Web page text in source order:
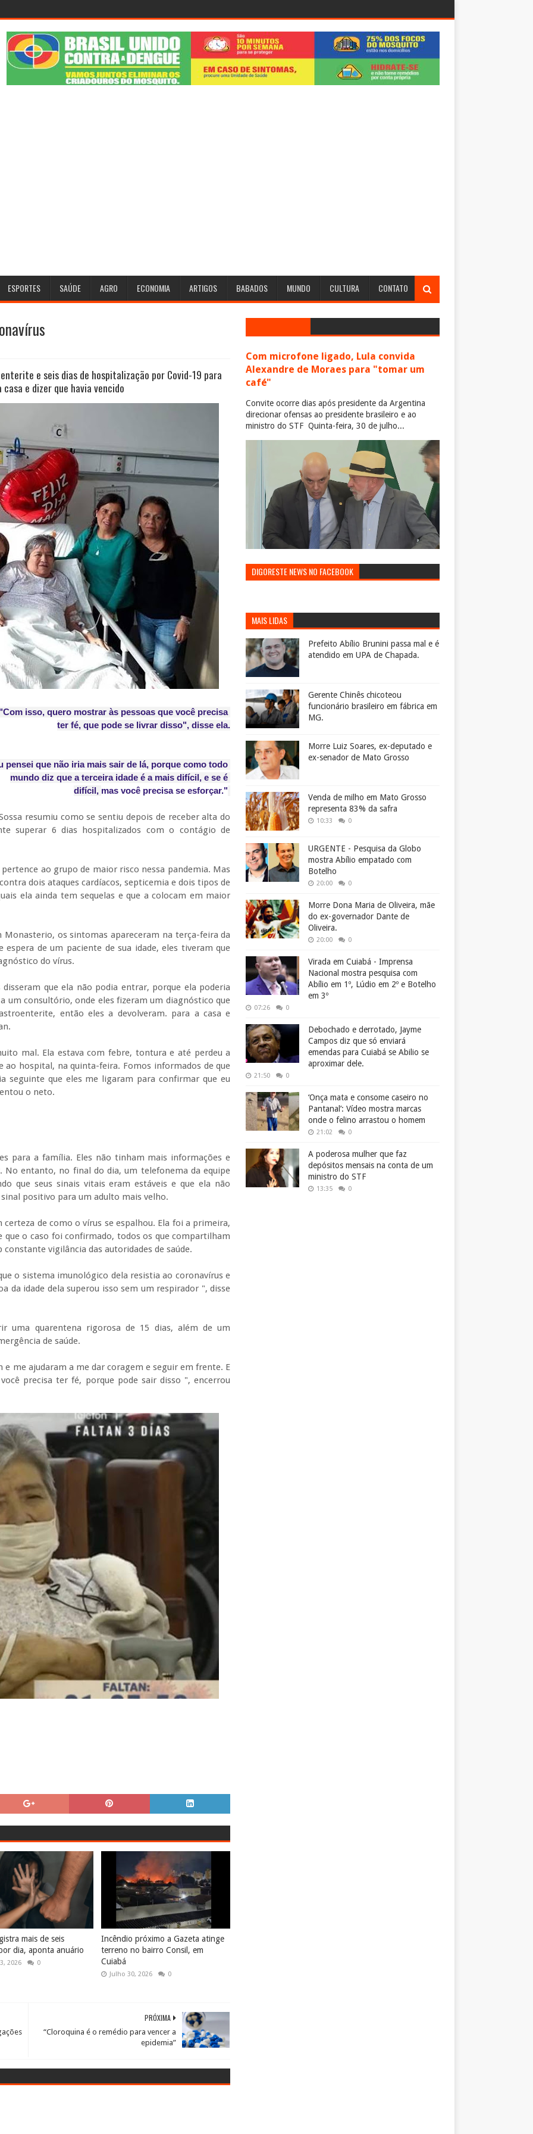
ESPORTES SAÚDE AGRO ECONOMIA ARTIGOS BABADOS MUNDO CULTURA CONTATO
e seis dias de hospitalização por Covid-19 para
e dizer que havia vencido
isso, quero mostrar às pessoas que você precisa
ter fé,que pode se livrar disso", disse ela.
pensei que não iria mais sair de lá, porque como todo
mundo diz que a terceira idade é a mais difícil, e se é
difícil, mas você precisa se esforçar."
resumiu como se sentiu depois de receber alta do
superar 6 dias hospitalizados com o contágio de
ao grupo de maior risco nessa pandemia. Mas
dois ataques cardíacos, septicemia e dois tipos de
ela ainda tem sequelas e que a colocam em maior
Monasterio, os sintomas apareceram na terça-feira da
espera de um paciente de sua idade, eles tiveram que
do vírus.
que ela não podia entrar, porque ela poderia
um consultório, onde eles fizeram um diagnóstico que
então eles a devolveram. para a casa e
mal. Ela estava com febre, tontura e até perdeu a
ao hospital, na quinta-feira. Fomos informados de que
seguinte que eles me ligaram para confirmar que eu
o neto.
para a família. Eles não tinham mais informações e
entanto, no final do dia, um telefonema da equipe
que seus sinais vitais eram estáveis ​​e que ela não
positivo para um adulto mais velho.
de como o vírus se espalhou. Ela foi a primeira,
que o caso foi confirmado, todos os que compartilham
vigilância das autoridades de saúde.
o sistema imunológico dela resistia ao coronavírus e
da idade dela superou isso sem um respirador ", disse
uma quarentena rigorosa de 15 dias, além de um
de saúde.
e me ajudaram a me dar coragem e seguir em frente. E
precisa ter fé, porque pode sair disso ", encerrou
mais de seis
dia, aponta anuário
2026 0
Incêndio próximo a Gazeta atinge
terreno no bairro Consil, em
Cuiabá
Julho 30, 2026 0
PRÓXIMA
“Cloroquina é o remédio para vencer a
epidemia”
Com microfone ligado, Lula convida
Alexandre de Moraes para "tomar um
café"
Convite ocorre dias após presidente da Argentina
direcionar ofensas ao presidente brasileiro e ao
ministro do STF Quinta-feira, 30 de julho...
DIGORESTE NEWS NO FACEBOOK
MAIS LIDAS
Prefeito Abílio Brunini passa mal e é
atendido em UPA de Chapada.
Gerente Chinês chicoteou
funcionário brasileiro em fábrica em
MG.
Morre Luiz Soares, ex-deputado e
ex-senador de Mato Grosso
Venda de milho em Mato Grosso
representa 83% da safra
10:33 0
URGENTE - Pesquisa da Globo
mostra Abílio empatado com
Botelho
20:00 0
Morre Dona Maria de Oliveira, mãe
do ex-governador Dante de
Oliveira.
20:00 0
Virada em Cuiabá - Imprensa
Nacional mostra pesquisa com
Abílio em 1º, Lúdio em 2º e Botelho
em 3º
07:26 0
Debochado e derrotado, Jayme
Campos diz que só enviará
emendas para Cuiabá se Abilio se
aproximar dele.
21:50 0
‘Onça mata e consome caseiro no
Pantanal’: Vídeo mostra marcas
onde o felino arrastou o homem
21:02 0
A poderosa mulher que faz
depósitos mensais na conta de um
ministro do STF
13:35 0